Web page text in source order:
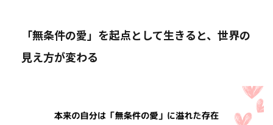
「無条件の愛」を起点として生きると、世界の
見え方が変わる